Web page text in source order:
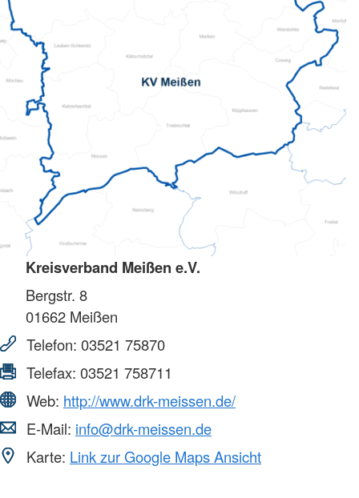
Kreisverband Meißen e.V.
Bergstr. 8
01662 Meißen
Telefon: 03521 75870
Telefax: 03521 758711
Web: http://www.drk-meissen.de/
E-Mail: info@drk-meissen.de
Karte: Link zur Google Maps Ansicht